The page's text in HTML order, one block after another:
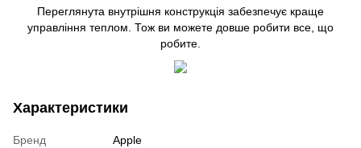
Переглянута внутрішня конструкція забезпечує краще
управління теплом. Тож ви можете довше робити все, що
робите.
Характеристики
Бренд
Apple